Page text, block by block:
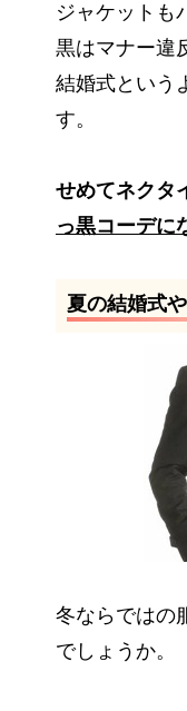
ジャケットも
黒はマナー違
結婚式という
す。
せめてネクタ
っ黒コーデに
夏の結婚式
冬ならではの
でしょうか。